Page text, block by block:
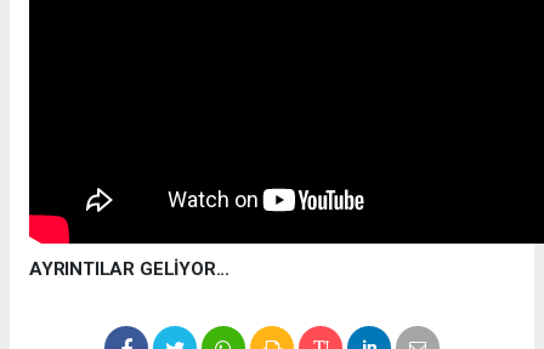
AYRINTILAR GELİYOR...